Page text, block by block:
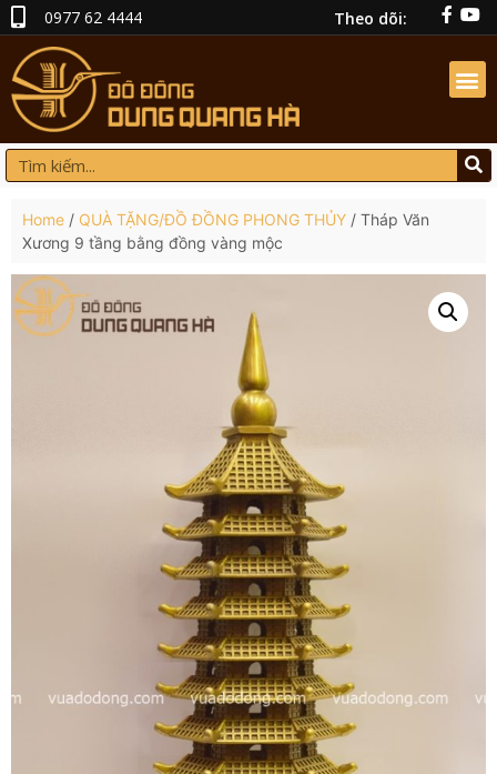
0977 62 4444 Theo dõi:
Home / QUÀ TẶNG/ĐỒ ĐỒNG PHONG THỦY / Tháp Văn
Xương 9 tầng bằng đồng vàng mộc